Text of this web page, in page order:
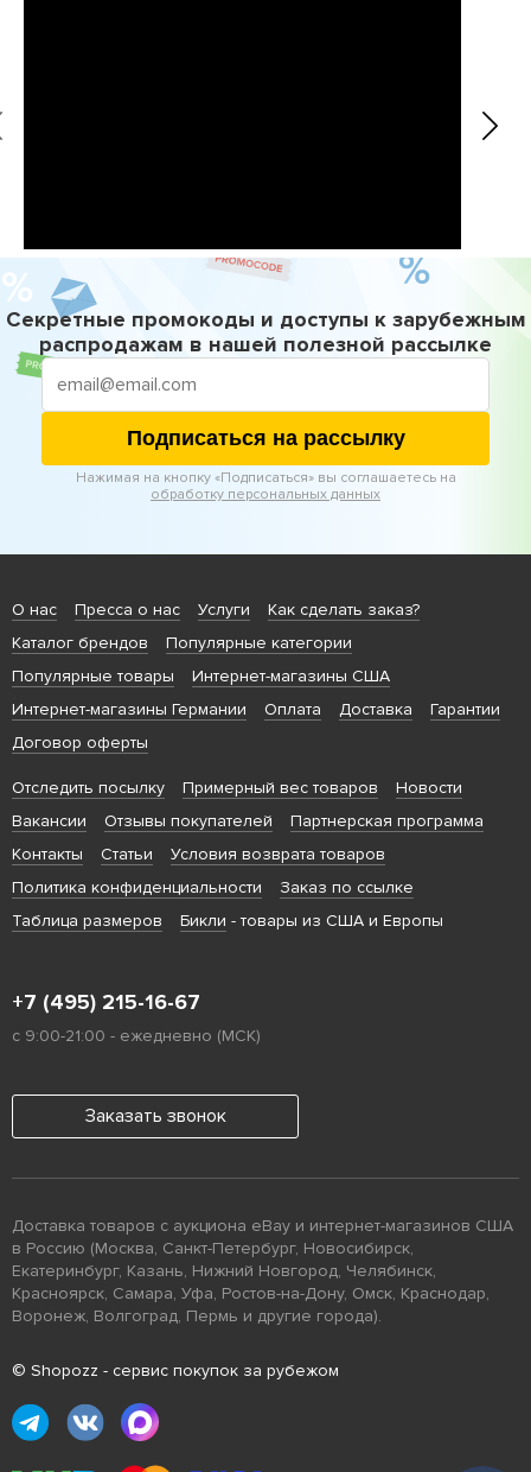
Секретные промокоды и доступы к зарубежным
распродажам в нашей полезной рассылке
Подписаться на рассылку
Нажимая на кнопку «Подписаться» вы соглашаетесь на
обработку персональных данных
О нас Пресса о нас Услуги
Как сделать заказ?
Каталог брендов
Популярные категории
Популярные товары
Интернет-магазины США
Интернет-магазины Германии
Оплата Доставка
Гарантии
Договор оферты
Отследить посылку Примерный вес товаров
Новости
Вакансии
Отзывы покупателей
Партнерская программа
Контакты
Статьи
Условия возврата товаров
Политика конфиденциальности
Заказ по ссылке
Таблица размеров
Бикли - товары из США и Европы
+7 (495) 215-16-67
с 9:00-21:00 - ежедневно (МСК)
Заказать звонок
Доставка товаров с аукциона eBay и интернет-магазинов США
в Россию (Москва, Санкт-Петербург, Новосибирск,
Екатеринбург, Казань, Нижний Новгород, Челябинск,
Красноярск, Самара, Уфа, Ростов-на-Дону, Омск, Краснодар,
Воронеж, Волгоград, Пермь и другие города).
© Shopozz - сервис покупок за рубежом